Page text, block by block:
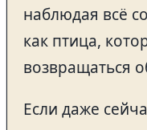
наблюдая всё
как птица,
возвращаться
Если даже